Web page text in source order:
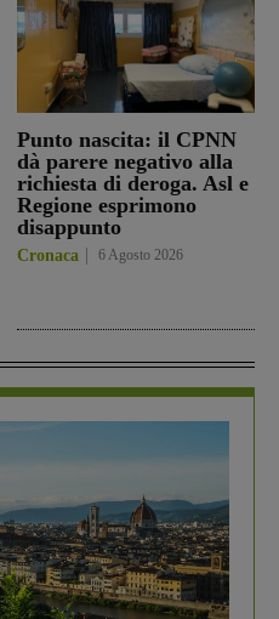
Punto nascita: il CPNN
dà parere negativo alla
richiesta di deroga. Asl e
Regione esprimono
disappunto
Cronaca 6 Agosto 2026